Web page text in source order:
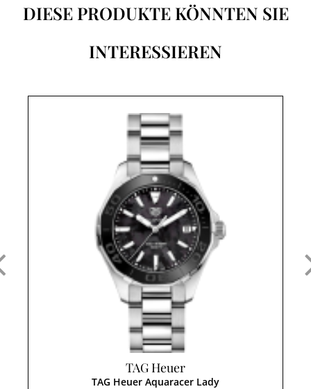
DIESE PRODUKTE KÖNNTEN SIE
INTERESSIEREN
TAG Heuer
TAG Heuer Aquaracer Lady